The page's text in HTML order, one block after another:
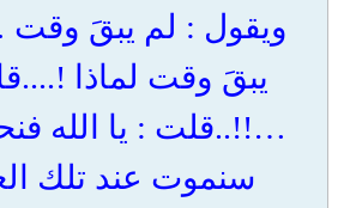
ويقول : لم يبقَ
يبقَ وقت لماذا
…!!..قلت : يا الله
سنموت عند تلك